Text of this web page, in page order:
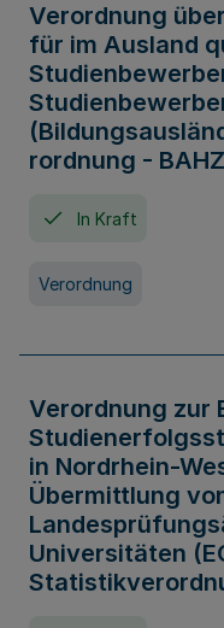
Verordnung
für im Ausland
rordnung -
In Kraft
Verordnung
Verordnung zur
in Nordrhein-
Übermittlung
Universitäten